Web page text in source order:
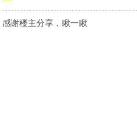
感谢楼主分享，瞅一瞅